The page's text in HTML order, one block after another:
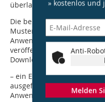
überlassen.
Die beiden Ergebnisse von
Mustersteckbrief sowie die
Anwendungsfälle –
veröffentlicht. Dort stehen
Download bereit:
– ein
ausgefüllten Steckbriefs
Anwendungsfall sowie
» kostenlos und
Anti-
Melden